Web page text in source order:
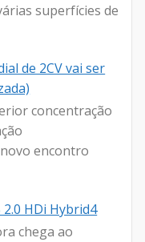
superfícies de
de 2CV vai ser
concentração
novo encontro
2.0 HDi Hybrid4
chega ao